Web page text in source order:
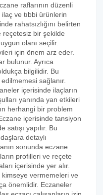
raflarının düzenli
ilaç ve tıbbi ürünlerin
rahatsızlığını belirten
reçetesiz bir şekilde
olanı seçilir.
için önem arz eder.
bulunur. Ayrıca
bilgilidir. Bu
sağlanır.
içerisinde ilaçların
yanında yan etkileri
herhangi bir problem
içerisinde tansiyon
yapılır. Bu
detaylı
sonunda eczane
profilleri ve reçete
içerisinde yer alır.
vermemeleri ve
önemlidir. Eczaneler